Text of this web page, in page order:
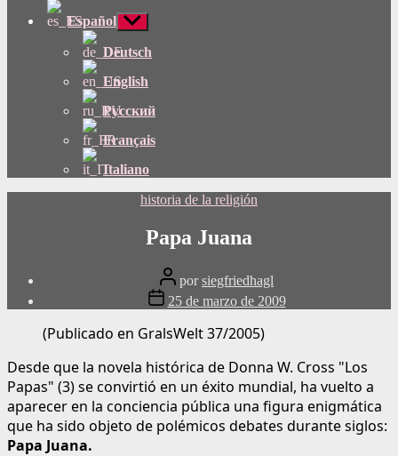
Español Mostrar
submenú
Deutsch
English
Русский
Français
Italiano
Categorías
historia de la religión
Papa Juana
Publicar
autor
porsiegfriedhagl
Fecha
de
publicación
25 de marzo de 2009
(Publicado en GralsWelt 37/2005)
Desde que la novela histórica de Donna W. Cross "Los
Papas" (3) se convirtió en un éxito mundial, ha vuelto a
aparecer en la conciencia pública una figura enigmática
que ha sido objeto de polémicos debates durante siglos:
Papa Juana.